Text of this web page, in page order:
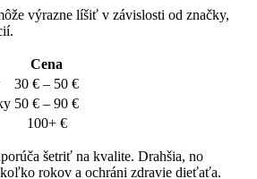
výrazne líšiť v závislosti od značky,
Cena
30 € – 50 €
50 € – 90 €
100+ €
šetriť na kvalite. Drahšia, no
rokov a ochráni zdravie dieťaťa.